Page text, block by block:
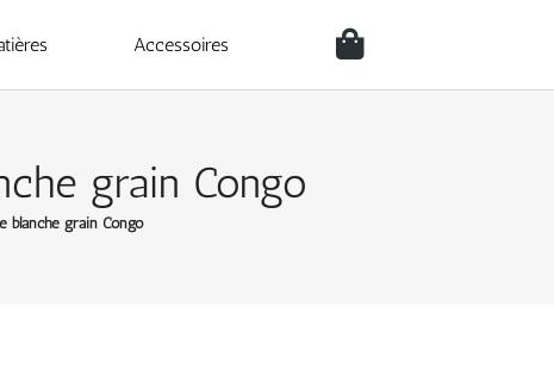
Accessoires
grain Congo
blanche grain Congo